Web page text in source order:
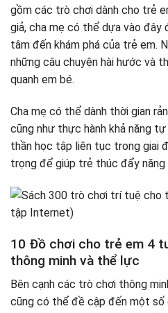
gồm các trò chơi dành cho trẻ
giả, cha mẹ có thể dựa vào đây
tâm đến khám phá của trẻ em.
những câu chuyện hài hước và
quanh em bé.
Cha mẹ có thể dành thời gian
cũng như thực hành khả năng
thần học tập liên tục trong giai
trọng để giúp trẻ thúc đẩy
10 Đồ chơi cho trẻ em 4
thông minh và thể lực
Bên cạnh các trò chơi thông
cũng có thể đề cập đến một